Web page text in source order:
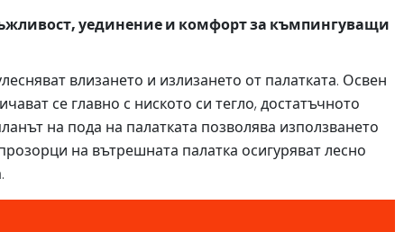
уединение и комфорт за къмпингуващи
влизането и излизането от палатката. Освен
се главно с ниското си тегло, достатъчното
на пода на палатката позволява използването
на вътрешната палатка осигуряват лесно